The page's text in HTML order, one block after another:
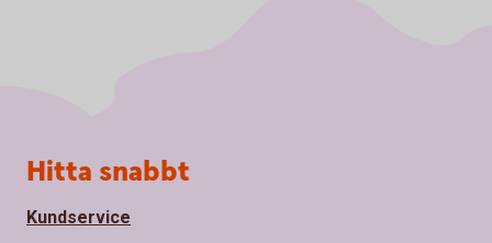
Sidfot
Hitta snabbt
Kundservice